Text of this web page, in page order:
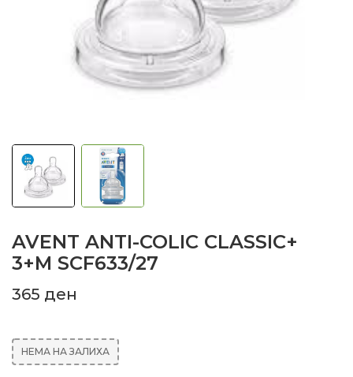
AVENT ANTI-COLIC CLASSIC+
3+M SCF633/27
365 ден
НЕМА НА ЗАЛИХА